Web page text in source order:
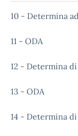
10 - Determina
11 - ODA
12 - Determina
13 - ODA
14 - Determina